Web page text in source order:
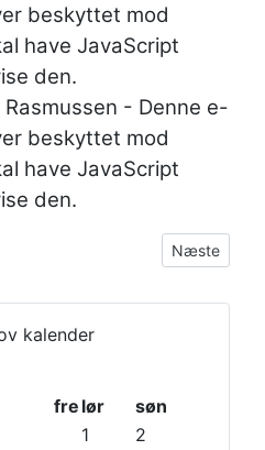
kalender
fre lør
søn
1
2
beskyttet mod
have JavaScript
den.
- Denne e-
beskyttet mod
have JavaScript
den.
Næste
Næste